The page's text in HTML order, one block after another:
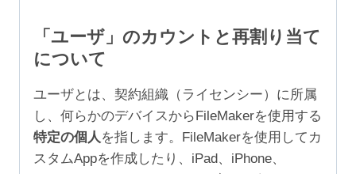
「ユーザ」のカウントと再割り当て
について
ユーザとは、契約組織（ライセンシー）に所属
し、何らかのデバイスからFileMakerを使用する
特定の個人 を指します。FileMakerを使用してカ
スタムAppを作成したり、iPad、iPhone、